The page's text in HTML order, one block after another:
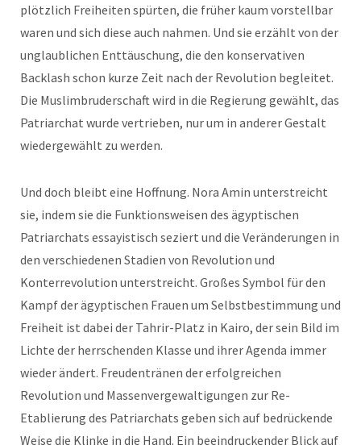
plötzlich Freiheiten spürten, die früher kaum vorstellbar
waren und sich diese auch nahmen. Und sie erzählt von der
unglaublichen Enttäuschung, die den konservativen
Backlash schon kurze Zeit nach der Revolution begleitet.
Die Muslimbruderschaft wird in die Regierung gewählt, das
Patriarchat wurde vertrieben, nur um in anderer Gestalt
wiedergewählt zu werden.
Und doch bleibt eine Hoffnung. Nora Amin unterstreicht
sie, indem sie die Funktionsweisen des ägyptischen
Patriarchats essayistisch seziert und die Veränderungen in
den verschiedenen Stadien von Revolution und
Konterrevolution unterstreicht. Großes Symbol für den
Kampf der ägyptischen Frauen um Selbstbestimmung und
Freiheit ist dabei der Tahrir-Platz in Kairo, der sein Bild im
Lichte der herrschenden Klasse und ihrer Agenda immer
wieder ändert. Freudentränen der erfolgreichen
Revolution und Massenvergewaltigungen zur Re-
Etablierung des Patriarchats geben sich auf bedrückende
Weise die Klinke in die Hand. Ein beeindruckender Blick auf